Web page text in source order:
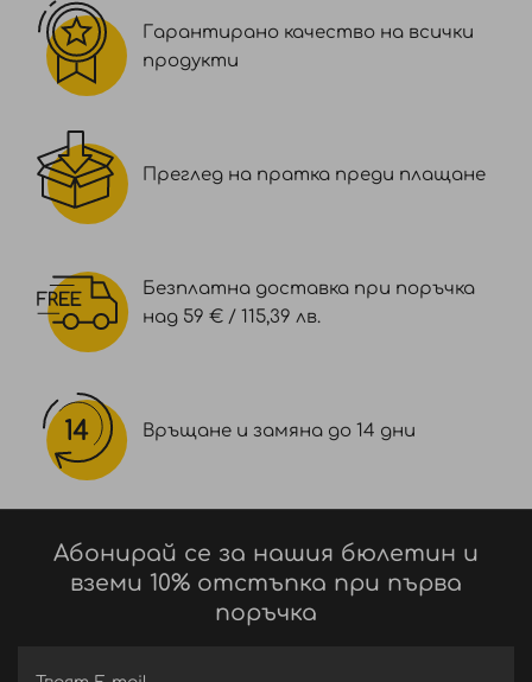
Гарантирано качество на всички
продукти
Преглед на пратка преди плащане
Безплатна доставка при поръчка
над 59 € / 115,39 лв.
Връщане и замяна до 14 дни
Абонирай се за нашия бюлетин и
вземи 10% отстъпка при първа
поръчка